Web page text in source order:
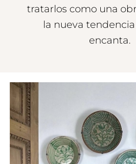
tratarlos como una
la nueva
encanta.